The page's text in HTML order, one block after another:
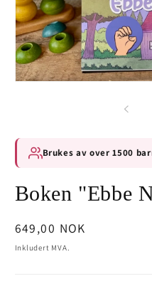
Brukes av over 1500
Boken "Ebbe
Vanlig
pris
649,00 NOK
Inkludert MVA.